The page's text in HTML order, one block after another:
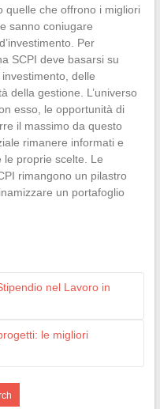
quelle che offrono i migliori
sanno coniugare
Per
SCPI deve basarsi su
delle
della gestione. L’universo
esso, le opportunità di
il massimo da questo
rimanere informati e
le proprie scelte. Le
rimangono un pilastro
un portafoglio
nel Lavoro in
le migliori